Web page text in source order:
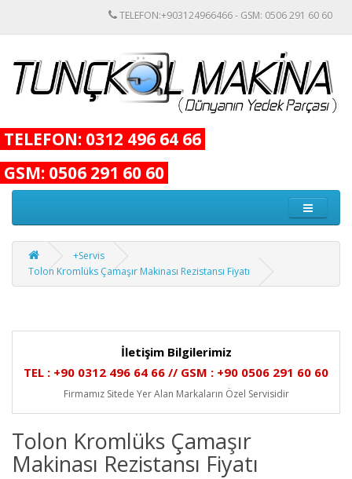
TELEFON:+903124966466 - GSM: 0506 291 60 60
TELEFON: 0312 496 64 66
GSM: 0506 291 60 60
+Servis
Tolon Kromlüks Çamaşır Makinası Rezistansı Fiyatı
İletişim Bilgilerimiz
TEL : +90 0312 496 64 66 // GSM : +90 0506 291 60 60
Firmamız Sitede Yer Alan Markaların Özel Servisidir
Tolon Kromlüks Çamaşır
Makinası Rezistansı Fiyatı